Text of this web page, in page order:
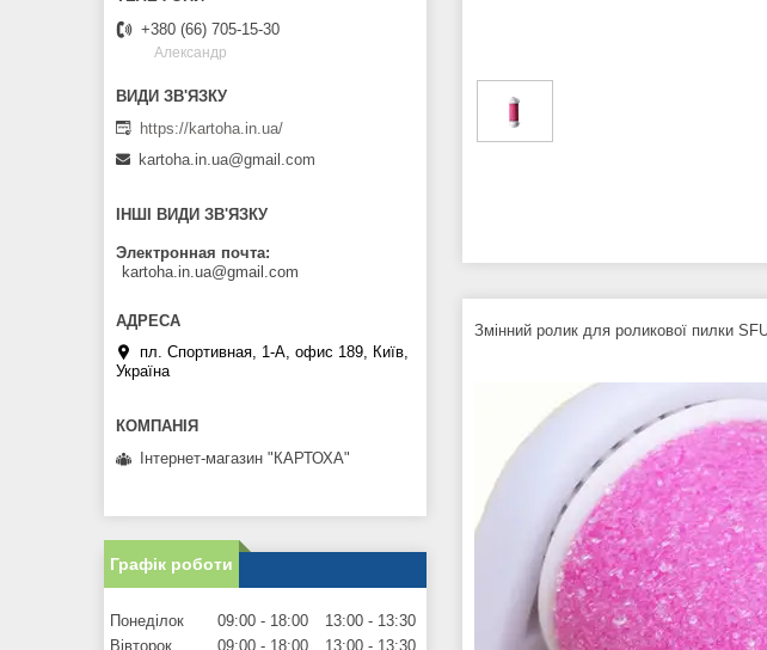
Змінний ролик для роликової пилки
+380 (66) 705-15-30
Александр
https://kartoha.in.ua/
kartoha.in.ua@gmail.com
ІНШІ ВИДИ ЗВ'ЯЗКУ
Электронная почта
kartoha.in.ua@gmail.com
пл. Спортивная, 1-А, офис 189, Київ,
Україна
Інтернет-магазин "КАРТОХА"
Графік роботи
Понеділок 09:00 18:00 13:00
13:30
Вівторок
09:00 18:00 13:00
13:30